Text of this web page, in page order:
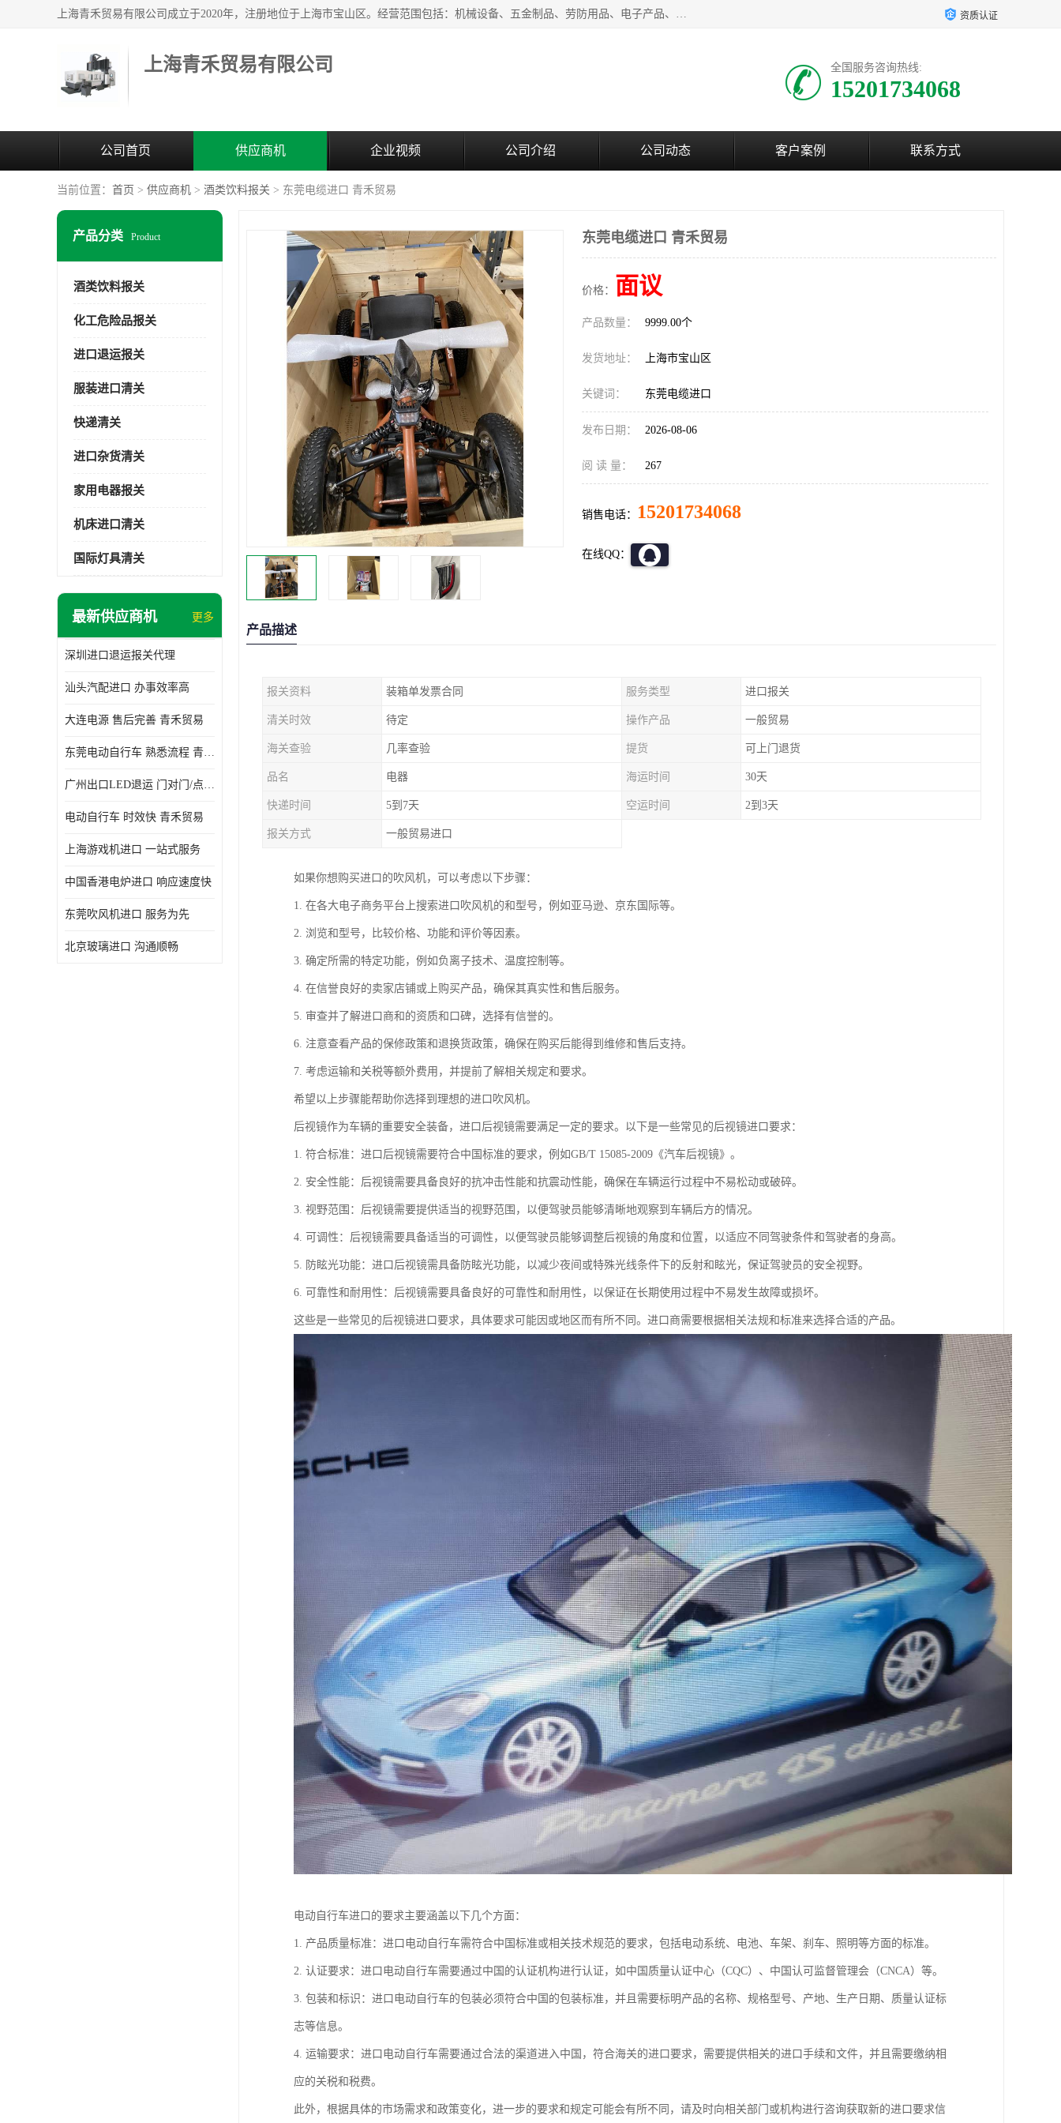
上海青禾贸易有限公司成立于2020年，注册地位于上海市宝山区。经营范围包括：机械设备、五金制品、劳防用品、电子产品、塑胶制品、家具、模具、纺织品、仪器仪表、建筑材料、装饰材料、化工产品、金属制品、机车配件等货物进出口报关、清关服务。 资质认证
上海青禾贸易有限公司 全国服务咨询热线:
15201734068
公司首页 供应商机 企业视频 公司介绍 公司动态 客户案例 联系方式
当前位置： 首页 > 供应商机 > 酒类饮料报关 > 东莞电缆进口 青禾贸易
产品分类 Product
酒类饮料报关
化工危险品报关
进口退运报关
服装进口清关
快递清关
进口杂货清关
家用电器报关
机床进口清关
国际灯具清关
最新供应商机 更多
深圳进口退运报关代理
汕头汽配进口 办事效率高
大连电源 售后完善 青禾贸易
东莞电动自行车 熟悉流程 青禾贸易
广州出口LED退运 门对门/点对点
电动自行车 时效快 青禾贸易
上海游戏机进口 一站式服务
中国香港电炉进口 响应速度快
东莞吹风机进口 服务为先
北京玻璃进口 沟通顺畅
东莞电缆进口 青禾贸易
价格： 面议
产品数量： 9999.00个
发货地址： 上海市宝山区
关键词： 东莞电缆进口
发布日期： 2026-08-06
阅 读 量： 267
销售电话： 15201734068
在线QQ：
产品描述
报关资料 装箱单发票合同 服务类型 进口报关
清关时效 待定 操作产品 一般贸易
海关查验 几率查验 提货 可上门退货
品名 电器 海运时间 30天
快递时间 5到7天 空运时间 2到3天
报关方式 一般贸易进口
如果你想购买进口的吹风机，可以考虑以下步骤：
1. 在各大电子商务平台上搜索进口吹风机的和型号，例如亚马逊、京东国际等。
2. 浏览和型号，比较价格、功能和评价等因素。
3. 确定所需的特定功能，例如负离子技术、温度控制等。
4. 在信誉良好的卖家店铺或上购买产品，确保其真实性和售后服务。
5. 审查并了解进口商和的资质和口碑，选择有信誉的。
6. 注意查看产品的保修政策和退换货政策，确保在购买后能得到维修和售后支持。
7. 考虑运输和关税等额外费用，并提前了解相关规定和要求。
希望以上步骤能帮助你选择到理想的进口吹风机。
后视镜作为车辆的重要安全装备，进口后视镜需要满足一定的要求。以下是一些常见的后视镜进口要求：
1. 符合标准：进口后视镜需要符合中国标准的要求，例如GB/T 15085-2009《汽车后视镜》。
2. 安全性能：后视镜需要具备良好的抗冲击性能和抗震动性能，确保在车辆运行过程中不易松动或破碎。
3. 视野范围：后视镜需要提供适当的视野范围，以便驾驶员能够清晰地观察到车辆后方的情况。
4. 可调性：后视镜需要具备适当的可调性，以便驾驶员能够调整后视镜的角度和位置，以适应不同驾驶条件和驾驶者的身高。
5. 防眩光功能：进口后视镜需具备防眩光功能，以减少夜间或特殊光线条件下的反射和眩光，保证驾驶员的安全视野。
6. 可靠性和耐用性：后视镜需要具备良好的可靠性和耐用性，以保证在长期使用过程中不易发生故障或损坏。
这些是一些常见的后视镜进口要求，具体要求可能因或地区而有所不同。进口商需要根据相关法规和标准来选择合适的产品。
电动自行车进口的要求主要涵盖以下几个方面：
1. 产品质量标准：进口电动自行车需符合中国标准或相关技术规范的要求，包括电动系统、电池、车架、刹车、照明等方面的标准。
2. 认证要求：进口电动自行车需要通过中国的认证机构进行认证，如中国质量认证中心（CQC）、中国认可监督管理会（CNCA）等。
3. 包装和标识：进口电动自行车的包装必须符合中国的包装标准，并且需要标明产品的名称、规格型号、产地、生产日期、质量认证标
志等信息。
4. 运输要求：进口电动自行车需要通过合法的渠道进入中国，符合海关的进口要求，需要提供相关的进口手续和文件，并且需要缴纳相
应的关税和税费。
此外，根据具体的市场需求和政策变化，进一步的要求和规定可能会有所不同，请及时向相关部门或机构进行咨询获取新的进口要求信